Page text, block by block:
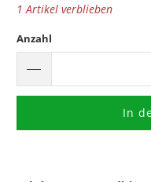
1 Artikel verblieben
Anzahl
In